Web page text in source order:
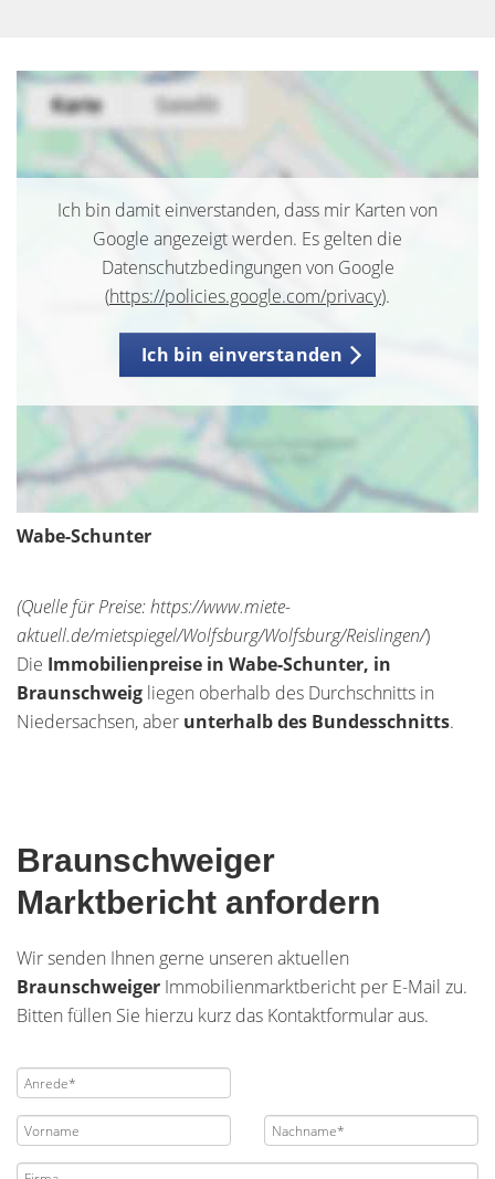
Ich bin damit einverstanden, dass mir Karten von
Google angezeigt werden. Es gelten die
Datenschutzbedingungen von Google
(https://policies.google.com/privacy).
Ich bin einverstanden
Wabe-Schunter
(Quelle für Preise: https://www.miete-
aktuell.de/mietspiegel/Wolfsburg/Wolfsburg/Reislingen/)
Die Immobilienpreise in Wabe-Schunter, in
Braunschweig liegen oberhalb des Durchschnitts in
Niedersachsen, aber unterhalb des Bundesschnitts.
Braunschweiger
Marktbericht anfordern
Wir senden Ihnen gerne unseren aktuellen
Braunschweiger Immobilienmarktbericht per E-Mail zu.
Bitten füllen Sie hierzu kurz das Kontaktformular aus.